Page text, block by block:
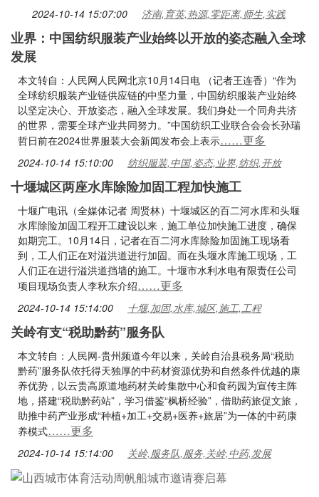
2024-10-14 15:07:00 济南,育英,热源,零距离,师生,实践
业界：中国纺织服装产业始终以开放的姿态融入全球
发展
本文转自：人民网人民网北京10月14日电 （记者王连香）“作为
全球纺织服装产业链供应链的中坚力量，中国纺织服装产业始终
以坚定决心、开放姿态，融入全球发展。我们身处一个同舟共济
的世界，需要全球产业共同努力。”中国纺织工业联合会会长孙瑞
哲日前在2024世界服装大会新闻发布会上表示……更多
2024-10-14 15:10:00 纺织服装,中国,姿态,业界,纺织,开放
十堰城区两座水库除险加固工程加快施工
十堰广电讯（全媒体记者 周贤林）十堰城区的百二河水库和头堰
水库除险加固工程开工建设以来，施工单位加快施工进度，确保
如期完工。10月14日，记者在百二河水库除险加固施工现场看
到，工人们正在对溢洪道进行加固。而在头堰水库施工现场，工
人们正在进行溢洪道挡墙的施工。十堰市水利水电有限责任公司
项目现场负责人李秋东介绍……更多
2024-10-14 15:14:00 十堰,加固,水库,城区,施工,工程
关岭有支“税助黔药”服务队
本文转自：人民网-贵州频道今年以来，关岭自治县税务局“税助
黔药”服务队依托得天独厚的中药材资源优势和自然条件优越的康
养优势，以云贵高原道地药材关岭集散中心和食药园为宣传主阵
地，搭建“税助黔药站”，学习借鉴“枫桥经验”，借助药旅促文旅，
助推中药产业形成“种植+加工+交易+医养+旅居”为一体的中药康
养模式……更多
2024-10-14 15:14:00 关岭,服务队,服务,关岭,中药,发展